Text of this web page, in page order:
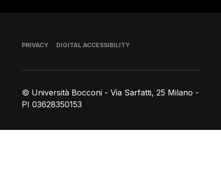
© Università Bocconi - Via Sarfatti, 25 Milano -
PI 03628350153
Footer
PRIVACY DIGITAL ACCESSIBILITY